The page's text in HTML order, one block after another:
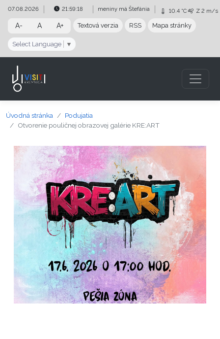
Preskočiť na obsah
Preskočiť na hlavné menu
07.08.2026 21:59:18 meniny máŠtefánia 10.4 °C Z 2 m/s
A- A A+ Textová verzia RSS Mapa stránky
Select Language ▼
Úvodná stránka
Podujatia
Otvorenie pouličnej obrazovej galérie KRE:ART